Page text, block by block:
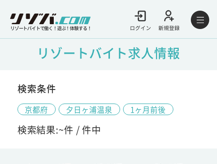
リゾートバイトで働く！遊ぶ！体験する！ ログイン 新規登録
リゾートバイト求人情報
検索条件
京都府 夕日ヶ浦温泉 1ヶ月前後
検索結果:~件 /件中